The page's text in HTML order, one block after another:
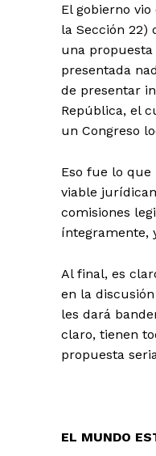
El gobierno
la Sección 22)
una
presentada
de presentar
República, el
un Congreso
Eso fue lo
viable
comisiones
íntegramente,
Al final, es
en la
les dará
claro, tienen
propuesta
EL MUNDO